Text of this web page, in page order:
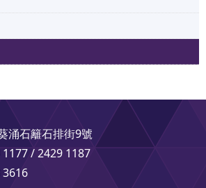
涌石籬石排街9號
/ 2429 1187